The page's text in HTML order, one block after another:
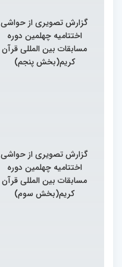
گزارش تصویری از حواشی
اختتامیه چهلمین دوره
مسابقات بین المللی قرآن
کریم(بخش پنجم)
گزارش تصویری از حواشی
اختتامیه چهلمین دوره
مسابقات بین المللی قرآن
کریم(بخش سوم)